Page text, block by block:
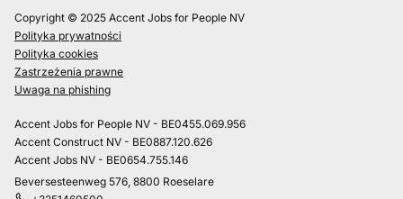
Copyright © 2025 Accent Jobs for People NV
Polityka prywatności
Polityka cookies
Zastrzeżenia prawne
Uwaga na phishing
Accent Jobs for People NV - BE0455.069.956
Accent Construct NV - BE0887.120.626
Accent Jobs NV - BE0654.755.146
Beversesteenweg 576, 8800 Roeselare